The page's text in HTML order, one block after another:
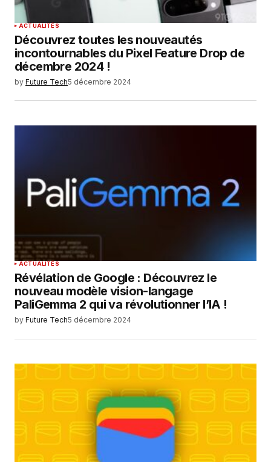
ACTUALITÉS
Découvrez toutes les nouveautés
incontournables du Pixel Feature Drop de
décembre 2024 !
by Future Tech5 décembre 2024
ACTUALITÉS
Révélation de Google : Découvrez le
nouveau modèle vision-langage
PaliGemma 2 qui va révolutionner l’IA !
by Future Tech5 décembre 2024